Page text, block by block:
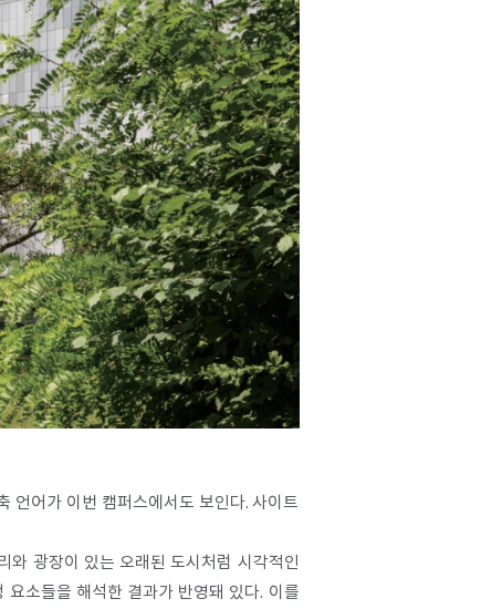
언어가 이번 캠퍼스에서도 보인다. 사이트
와 광장이 있는 오래된 도시처럼 시각적인
소들을 해석한 결과가 반영돼 있다. 이를